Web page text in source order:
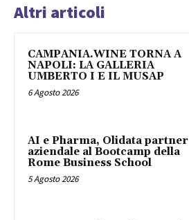
Altri articoli
CAMPANIA.WINE TORNA A
NAPOLI: LA GALLERIA
UMBERTO I E IL MUSAP
6 Agosto 2026
AI e Pharma, Olidata partner
aziendale al Bootcamp della
Rome Business School
5 Agosto 2026